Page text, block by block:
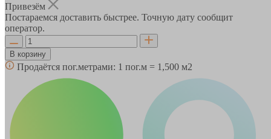
Привезём
Постараемся доставить быстрее. Точную дату сообщит
оператор.
В корзину
Продаётся пог.метрами: 1 пог.м = 1,500 м2